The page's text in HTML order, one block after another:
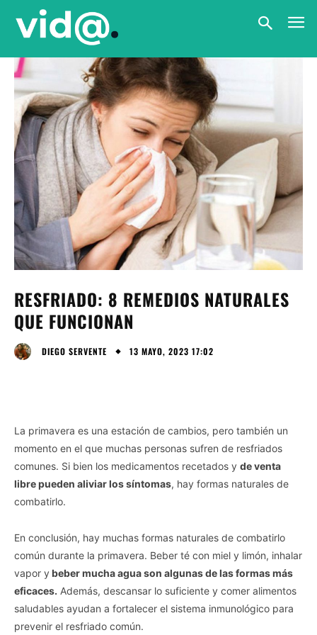
RESFRIADO: 8 REMEDIOS NATURALES
QUE FUNCIONAN
DIEGO SERVENTE 13 MAYO, 2023 17:02
La primavera es una estación de cambios, pero también un
momento en el que muchas personas sufren de resfriados
comunes. Si bien los medicamentos recetados y de venta
libre pueden aliviar los síntomas, hay formas naturales de
combatirlo.
En conclusión, hay muchas formas naturales de combatirlo
común durante la primavera. Beber té con miel y limón, inhalar
vapor y beber mucha agua son algunas de las formas más
eficaces. Además, descansar lo suficiente y comer alimentos
saludables ayudan a fortalecer el sistema inmunológico para
prevenir el resfriado común.